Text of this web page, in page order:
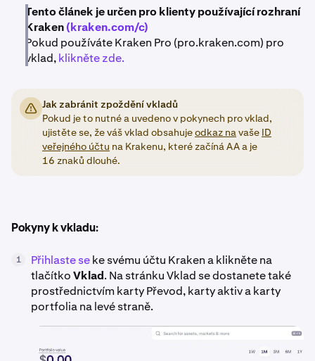
Tento článek je určen pro klienty používající rozhraní
Kraken(kraken.com/c)
Pokud používáte Kraken Pro (pro.kraken.com) pro
vklad,klikněte zde.
Jak zabránit zpoždění vkladů
Pokud je to nutné a uvedeno v pokynech pro vklad,
ujistěte se, že váš vklad obsahujeodkaz navaše ID
veřejného účtu na Krakenu, které začíná AA a je
16 znaků dlouhé.
Pokyny k vkladu:
1 Přihlaste seke svému účtu Kraken a klikněte na
tlačítkoVklad. Na stránku Vklad se dostanete také
prostřednictvím karty Převod, karty aktiv a karty
portfolia na levé straně.